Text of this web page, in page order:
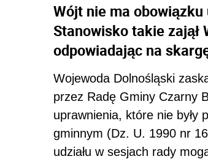
Wójt nie ma
Stanowisko takie zajął
odpowiadając na
Wojewoda Dolnośląski
przez Radę Gminy Czarny
uprawnienia, które nie były
gminnym (Dz. U. 1990 nr
udziału w sesjach rady